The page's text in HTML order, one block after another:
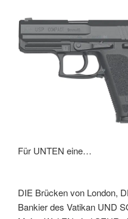
Für UNTEN eine…
DIE Brücken von London,
Bankier des Vatikan UND